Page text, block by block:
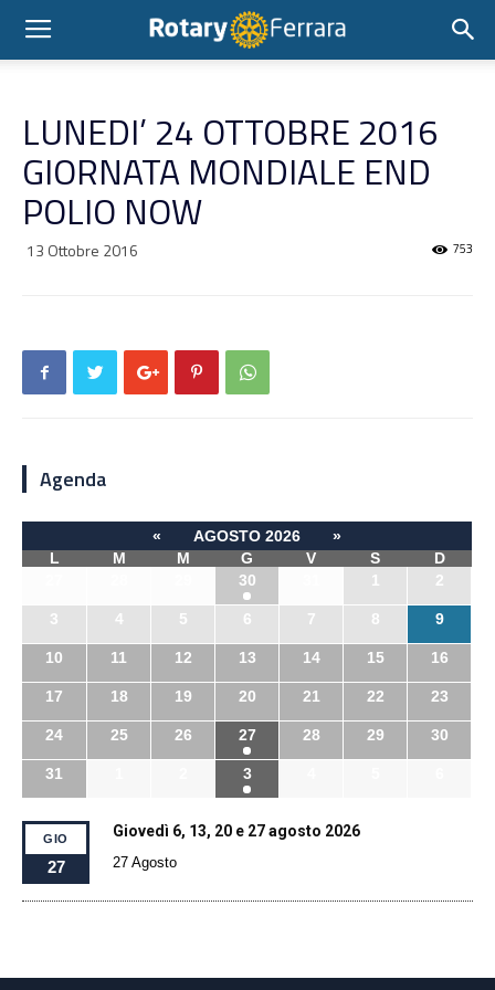
LUNEDI’ 24 OTTOBRE 2016
GIORNATA MONDIALE END
POLIO NOW
13 Ottobre 2016 753
Agenda
« AGOSTO 2026
»
L
M M G V S
D
30 1 2
3 4 5 6 7 8 9
10 11 12 13 14 15 16
17 18 19 20 21 22 23
24 25 26 27 28 29 30
31 3
GIO
27
Giovedì 6, 13, 20 e 27 agosto 2026
27 Agosto